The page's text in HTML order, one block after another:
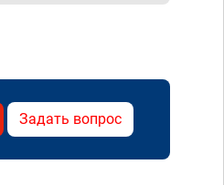
Задать вопрос